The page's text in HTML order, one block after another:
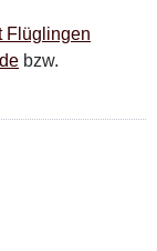
Flüglingen
bzw.